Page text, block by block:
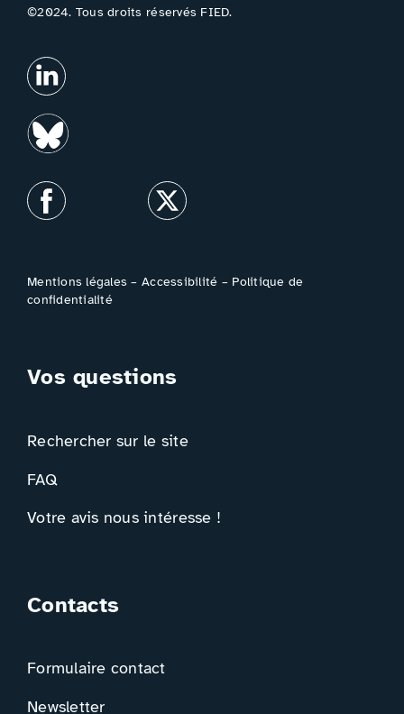
©2024. Tous droits réservés FIED.
Mentions légales –Accessibilité – Politique de
confidentialité
Vos questions
Rechercher sur le site
FAQ
Votre avis nous intéresse !
Contacts
Formulaire contact
Newsletter